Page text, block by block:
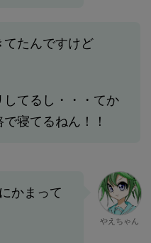
てたんですけど
てるし・・・てか
寝てるねん！！
かまって
やえちゃん